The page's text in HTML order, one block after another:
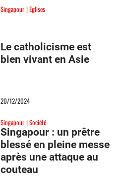
Singapour Eglises
Le catholicisme est
bien vivant en Asie
20/12/2024
Singapour Société
Singapour : un prêtre
blessé en pleine messe
après une attaque au
couteau